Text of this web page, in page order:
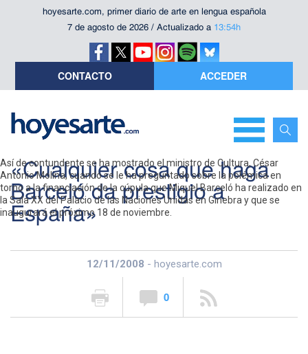
hoyesarte.com, primer diario de arte en lengua española
7 de agosto de 2026 / Actualizado a 13:54h
CONTACTO ACCEDER
Así de contundente se ha mostrado el ministro de Cultura, César
Antonio Molina, cuando se le ha preguntado sobre la polémica en
torno a la financiación de la cúpula que Miquel Barceló ha realizado en
la Sala XX del Palacio de las Naciones Unidas en Ginebra y que se
inaugurará el próximo 18 de noviembre.
«Cualquier cosa que haga
Barceló da prestigio a
España»
12/11/2008 - hoyesarte.com
0